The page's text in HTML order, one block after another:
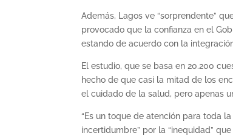
Además, Lagos ve “sorprendente”
provocado que la confianza en el
estando de acuerdo con la
El estudio, que se basa en 20.200
hecho de que casi la mitad de los
el cuidado de la salud, pero apenas
“Es un toque de atención para toda
incertidumbre” por la “inequidad”